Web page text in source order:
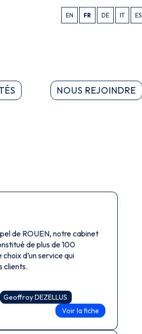
EN FR DE IT ES
NOUS REJOINDRE
de plus de 100
d’un service qui
clients.
Geoffroy DEZELLUS
Voir la fiche